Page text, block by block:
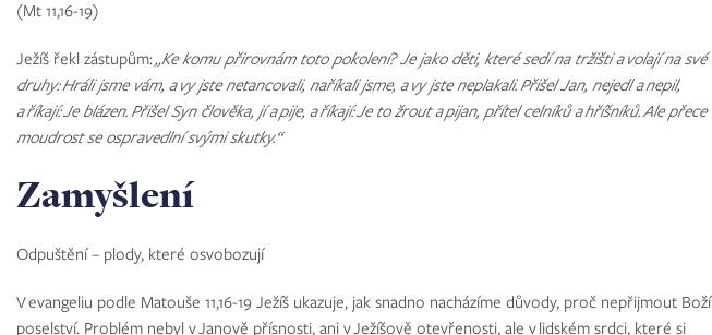
(Mt 11,16-19)
Ježíš řekl zástupům:„Ke komu přirovnám toto pokolení? Je jako děti, které sedí na tržišti a volají na své
druhy:Hráli jsme vám, a vy jste netancovali, naříkali jsme, a vy jste neplakali.Přišel Jan, nejedl a nepil,
a říkají:Je blázen.Přišel Syn člověka, jí a pije, a říkají:Je to žrout a pijan, přítel celníků a hříšníků.Ale přece
moudrost se ospravedlní svými skutky.“
Zamyšlení
Odpuštění – plody, které osvobozují
V evangeliu podle Matouše 11,16-19 Ježíš ukazuje, jak snadno nacházíme důvody, proč nepřijmout Boží
poselství. Problém nebyl v Janově přísnosti, ani v Ježíšově otevřenosti, ale v lidském srdci, které si